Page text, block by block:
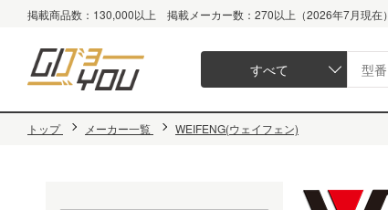
掲載商品数：130,000以上 掲載メーカー数：270以上（2026年7月現在）
すべて
トップ メーカー一覧 WEIFENG(ウェイフェン)